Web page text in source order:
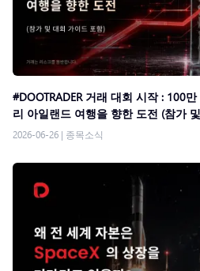
#DOOTRADER 거래 대회 시작 : 100
리 아일랜드 여행을 향한 도전 (참가
2026-06-26 | 종목소식